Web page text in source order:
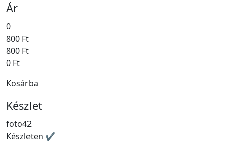
Ár
0
800 Ft
800 Ft
0 Ft
Kosárba
Készlet
foto42
Készleten ✔